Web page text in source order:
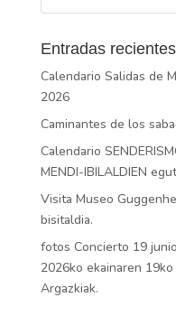
Entradas recientes
Calendario Salidas de
2026
Caminantes de los
Calendario
MENDI-IBILALDIEN
Visita Museo
bisitaldia.
fotos Concierto 19
2026ko ekainaren
Argazkiak.